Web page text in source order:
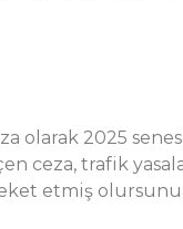
olarak 2025
ceza, trafik
etmiş